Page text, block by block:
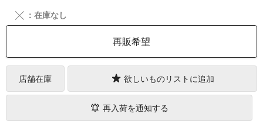
╳ ：在庫なし
再販希望
店舗在庫 欲しいものリストに追加
再入荷を通知する